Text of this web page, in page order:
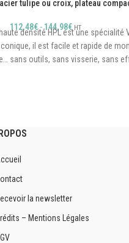
acier tulipe ou croix, plateau
112,48€-144,98€ HT
densité HPL est une spécialité
il est facile et rapide de
sans outils, sans visserie, sans
Plateau épaisseur 12 mm
la newsletter
– Mentions Légales